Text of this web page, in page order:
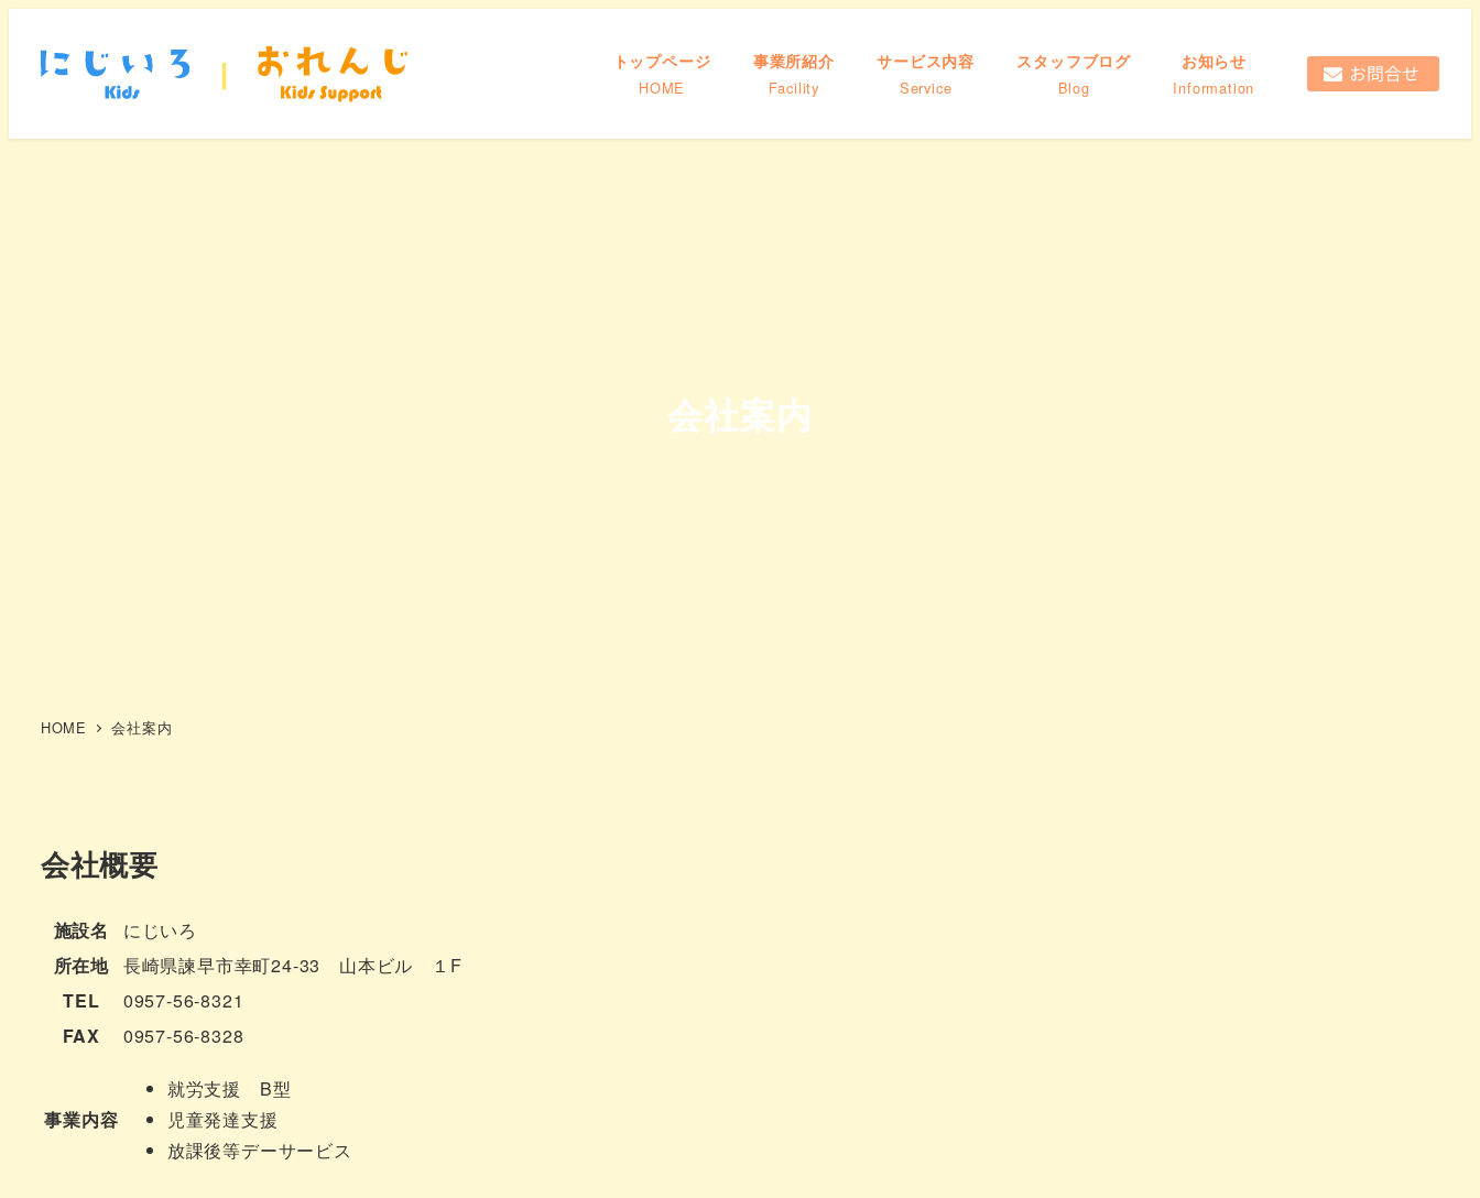
ン
トップページ
HOME
事業所紹介
Facility
サービス内容
Service
スタッフブログ
Blog
お知らせ
Information
会社案内
HOME 会社案内
会社概要
施設名
にじいろ
所在地 長崎県諫早市幸町24-33 山本ビル １F
TEL
0957-56-8321
FAX
0957-56-8328
事業内容
就労支援 B型
児童発達支援
放課後等デーサービス